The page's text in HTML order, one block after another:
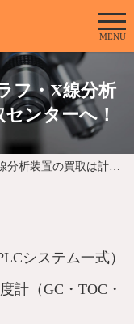
MENU
フ・X線分析
ンターへ！
は計測機器買取センターへ！
システム一式）
計（GC・TOC・